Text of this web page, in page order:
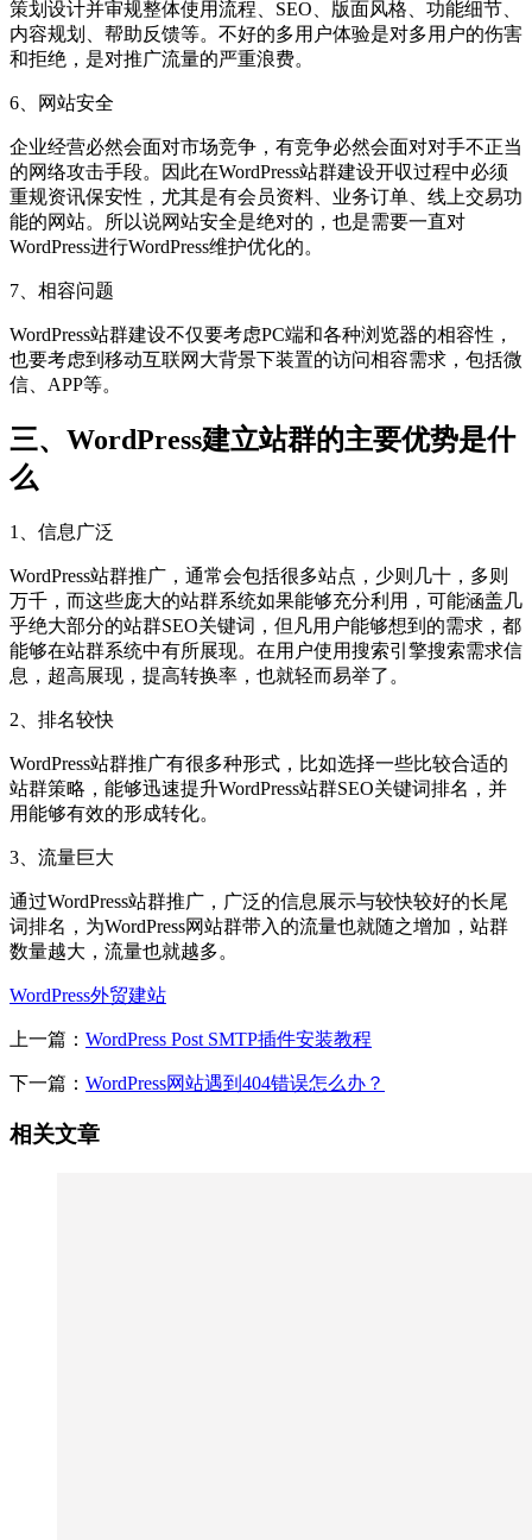
策划设计并审规整体使用流程、SEO、版面风格、功能细节、
内容规划、帮助反馈等。不好的多用户体验是对多用户的伤害
和拒绝，是对推广流量的严重浪费。
6、网站安全
企业经营必然会面对市场竞争，有竞争必然会面对对手不正当
的网络攻击手段。因此在WordPress站群建设开収过程中必须
重规资讯保安性，尤其是有会员资料、业务订单、线上交易功
能的网站。所以说网站安全是绝对的，也是需要一直对
WordPress进行WordPress维护优化的。
7、相容问题
WordPress站群建设不仅要考虑PC端和各种浏览器的相容性，
也要考虑到移动互联网大背景下装置的访问相容需求，包括微
信、APP等。
三、WordPress建立站群的主要优势是什
么
1、信息广泛
WordPress站群推广，通常会包括很多站点，少则几十，多则
万千，而这些庞大的站群系统如果能够充分利用，可能涵盖几
乎绝大部分的站群SEO关键词，但凡用户能够想到的需求，都
能够在站群系统中有所展现。在用户使用搜索引擎搜索需求信
息，超高展现，提高转换率，也就轻而易举了。
2、排名较快
WordPress站群推广有很多种形式，比如选择一些比较合适的
站群策略，能够迅速提升WordPress站群SEO关键词排名，并
用能够有效的形成转化。
3、流量巨大
通过WordPress站群推广，广泛的信息展示与较快较好的长尾
词排名，为WordPress网站群带入的流量也就随之增加，站群
数量越大，流量也就越多。
WordPress外贸建站
上一篇： WordPress Post SMTP插件安装教程
下一篇： WordPress网站遇到404错误怎么办？
相关文章